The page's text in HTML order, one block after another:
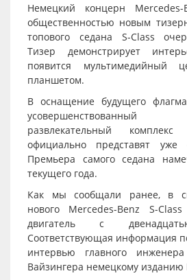
Немецкий концерн
общественностью новым
топового седана S-Class
Тизер демонстрирует
появится мультимедийный
планшетом.
В оснащение будущего
усовершенствованный
развлекательный
официально представят
Премьера самого седана
текущего года.
Как мы сообщали ранее, в
нового Mercedes-Benz S-
двигатель с
Соответствующая информация
интервью главного
Вайзингера немецкому изданию